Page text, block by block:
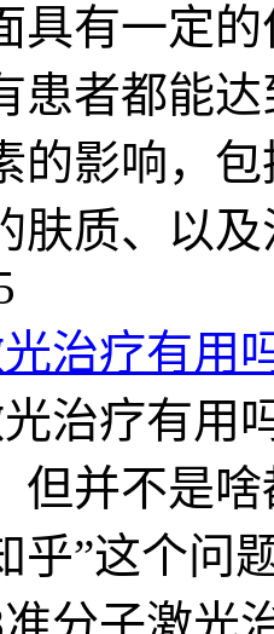
具有一定
患者都能
的影响，
肤质、以
治疗有用
治疗有用
但并不是
乎”这个问